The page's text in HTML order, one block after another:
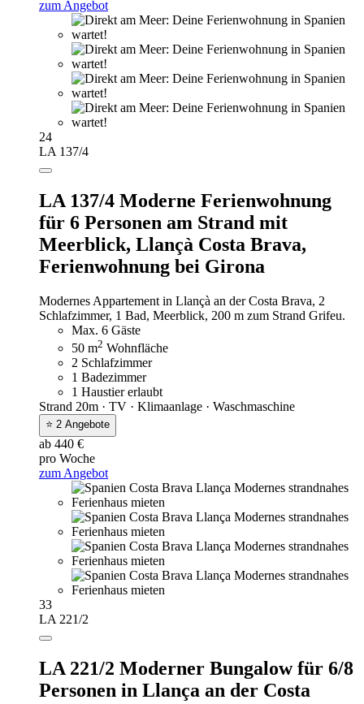
zum Angebot
24
LA 137/4
LA 137/4 Moderne Ferienwohnung
für 6 Personen am Strand mit
Meerblick, Llançà Costa Brava,
Ferienwohnung bei Girona
Modernes Appartement in Llançà an der Costa Brava, 2
Schlafzimmer, 1 Bad, Meerblick, 200 m zum Strand Grifeu.
Max. 6 Gäste
50 m2 Wohnfläche
2 Schlafzimmer
1 Badezimmer
1 Haustier erlaubt
Strand 20m · TV · Klimaanlage · Waschmaschine
⭐ 2 Angebote
ab 440 €
pro Woche
zum Angebot
33
LA 221/2
LA 221/2 Moderner Bungalow für 6/8
Personen in Llança an der Costa